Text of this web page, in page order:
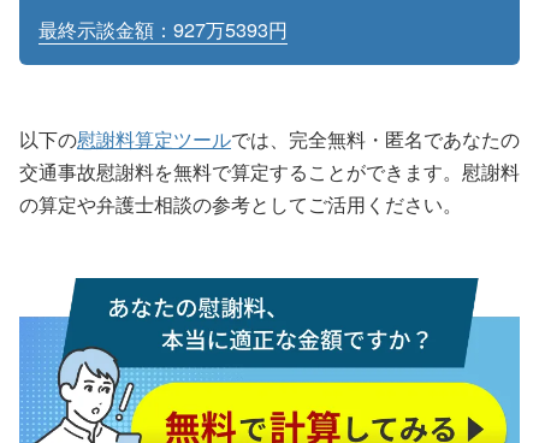
最終示談金額：927万5393円
以下の慰謝料算定ツールでは、完全無料・匿名であなたの
交通事故慰謝料を無料で算定することができます。慰謝料
の算定や弁護士相談の参考としてご活用ください。